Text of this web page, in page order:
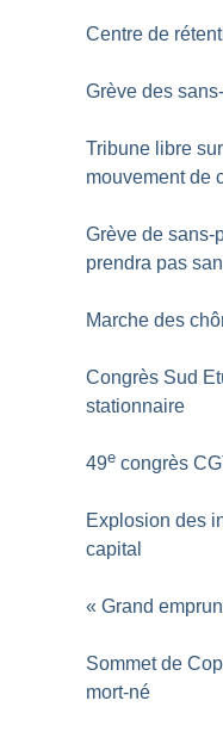
Centre de
Grève des
Tribune libre
mouvement de
Grève de sans-
prendra pas
Marche des
Congrès Sud
stationnaire
49e congrès
Explosion des
capital
« Grand
Sommet de
mort-né